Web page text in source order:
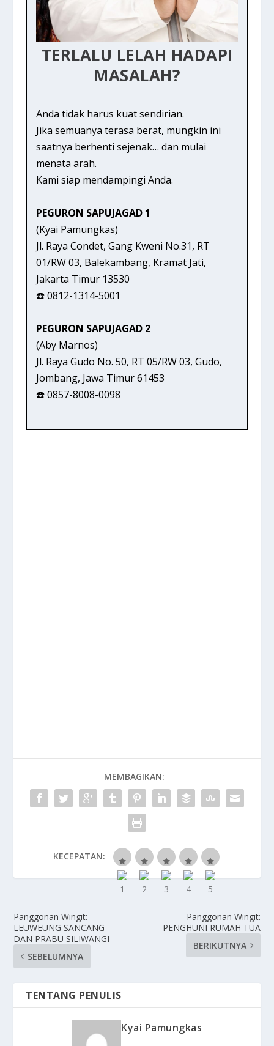
TERLALU LELAH HADAPI
MASALAH?
Anda tidak harus kuat sendirian.
Jika semuanya terasa berat, mungkin ini
saatnya berhenti sejenak… dan mulai
menata arah.
Kami siap mendampingi Anda.
PEGURON SAPUJAGAD 1
(Kyai Pamungkas)
Jl. Raya Condet, Gang Kweni No.31, RT
01/RW 03, Balekambang, Kramat Jati,
Jakarta Timur 13530
☎️ 0812-1314-5001
PEGURON SAPUJAGAD 2
(Aby Marnos)
Jl. Raya Gudo No. 50, RT 05/RW 03, Gudo,
Jombang, Jawa Timur 61453
☎️ 0857-8008-0098
MEMBAGIKAN:
KECEPATAN:
Panggonan Wingit:
LEUWEUNG SANCANG
DAN PRABU SILIWANGI
SEBELUMNYA
Panggonan Wingit:
PENGHUNI RUMAH TUA
BERIKUTNYA
TENTANG PENULIS
Kyai Pamungkas